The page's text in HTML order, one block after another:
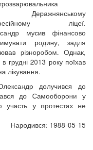
ліцеї.
мусив фінансово
родину, задля
різноробом. Однак,
грудні 2013 року поїхав
лікування.
долучився до
до Самооборони у
участь у протестах не
Народився: 1988-05-15